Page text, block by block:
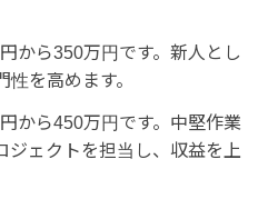
から350万円です。新人とし
を高めます。
から450万円です。中堅作業
ジェクトを担当し、収益を上